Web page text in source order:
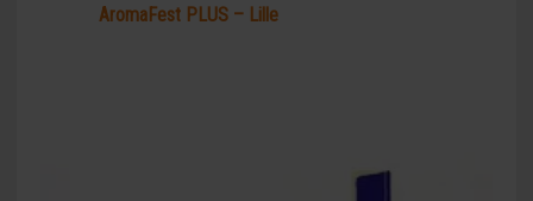
AromaFest PLUS – Lille